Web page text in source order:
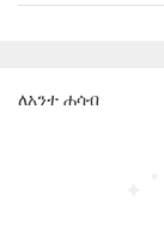
ለአንተ ሐሳብ